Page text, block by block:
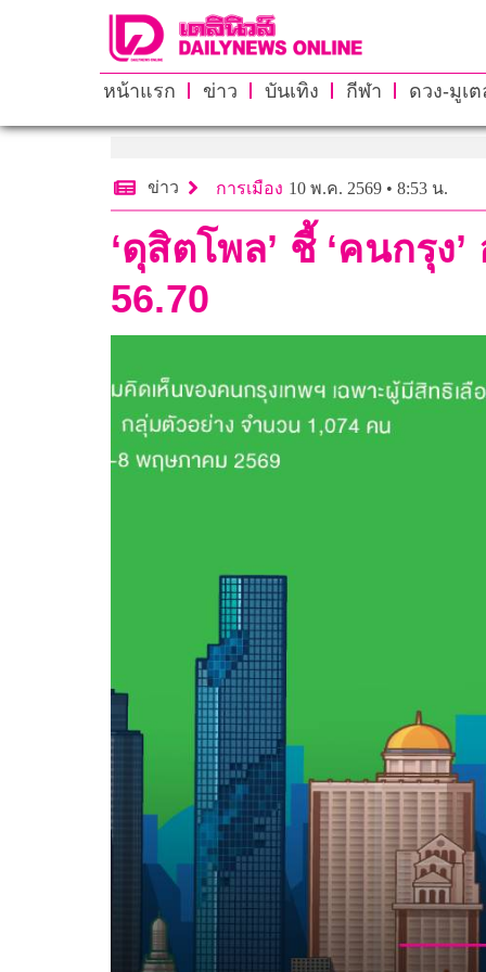
หน้าแรก ข่าว บันเทิง กีฬา ดวง-มูเต
ข่าว การเมือง 10 พ.ค. 2569 • 8:53 น.
‘ดุสิตโพล’ ชี้ ‘คนกรุง
56.70